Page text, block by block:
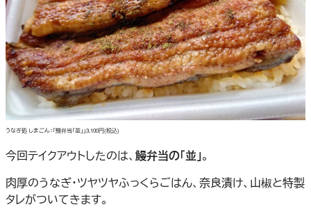
うなぎ処 しまごん：「鰻弁当「並」」3,100円(税込)
今回テイクアウトしたのは、 鰻弁当の「並」。
肉厚のうなぎ・ツヤツヤふっくらごはん、奈良漬け、山椒と特製
タレがついてきます。